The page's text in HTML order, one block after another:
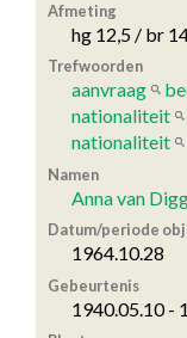
Afmeting
hg 12,5 / br
Trefwoorden
aanvraag
nationaliteit
nationaliteit
Namen
Anna van
Datum/periode
1964.10.28
Gebeurtenis
1940.05.10 -